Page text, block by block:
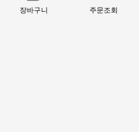
장바구니 주문조회